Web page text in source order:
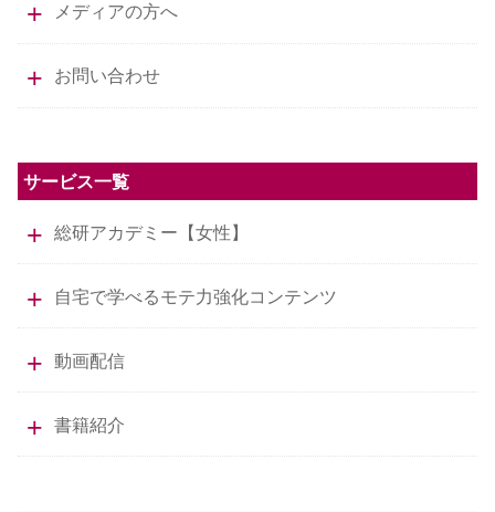
メディアの方へ
お問い合わせ
サービス一覧
総研アカデミー【女性】
自宅で学べるモテ力強化コンテンツ
動画配信
書籍紹介